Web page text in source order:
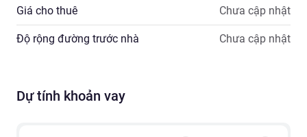
Giá cho thuê Chưa cập nhật
Độ rộng đường trước nhà Chưa cập nhật
Dự tính khoản vay